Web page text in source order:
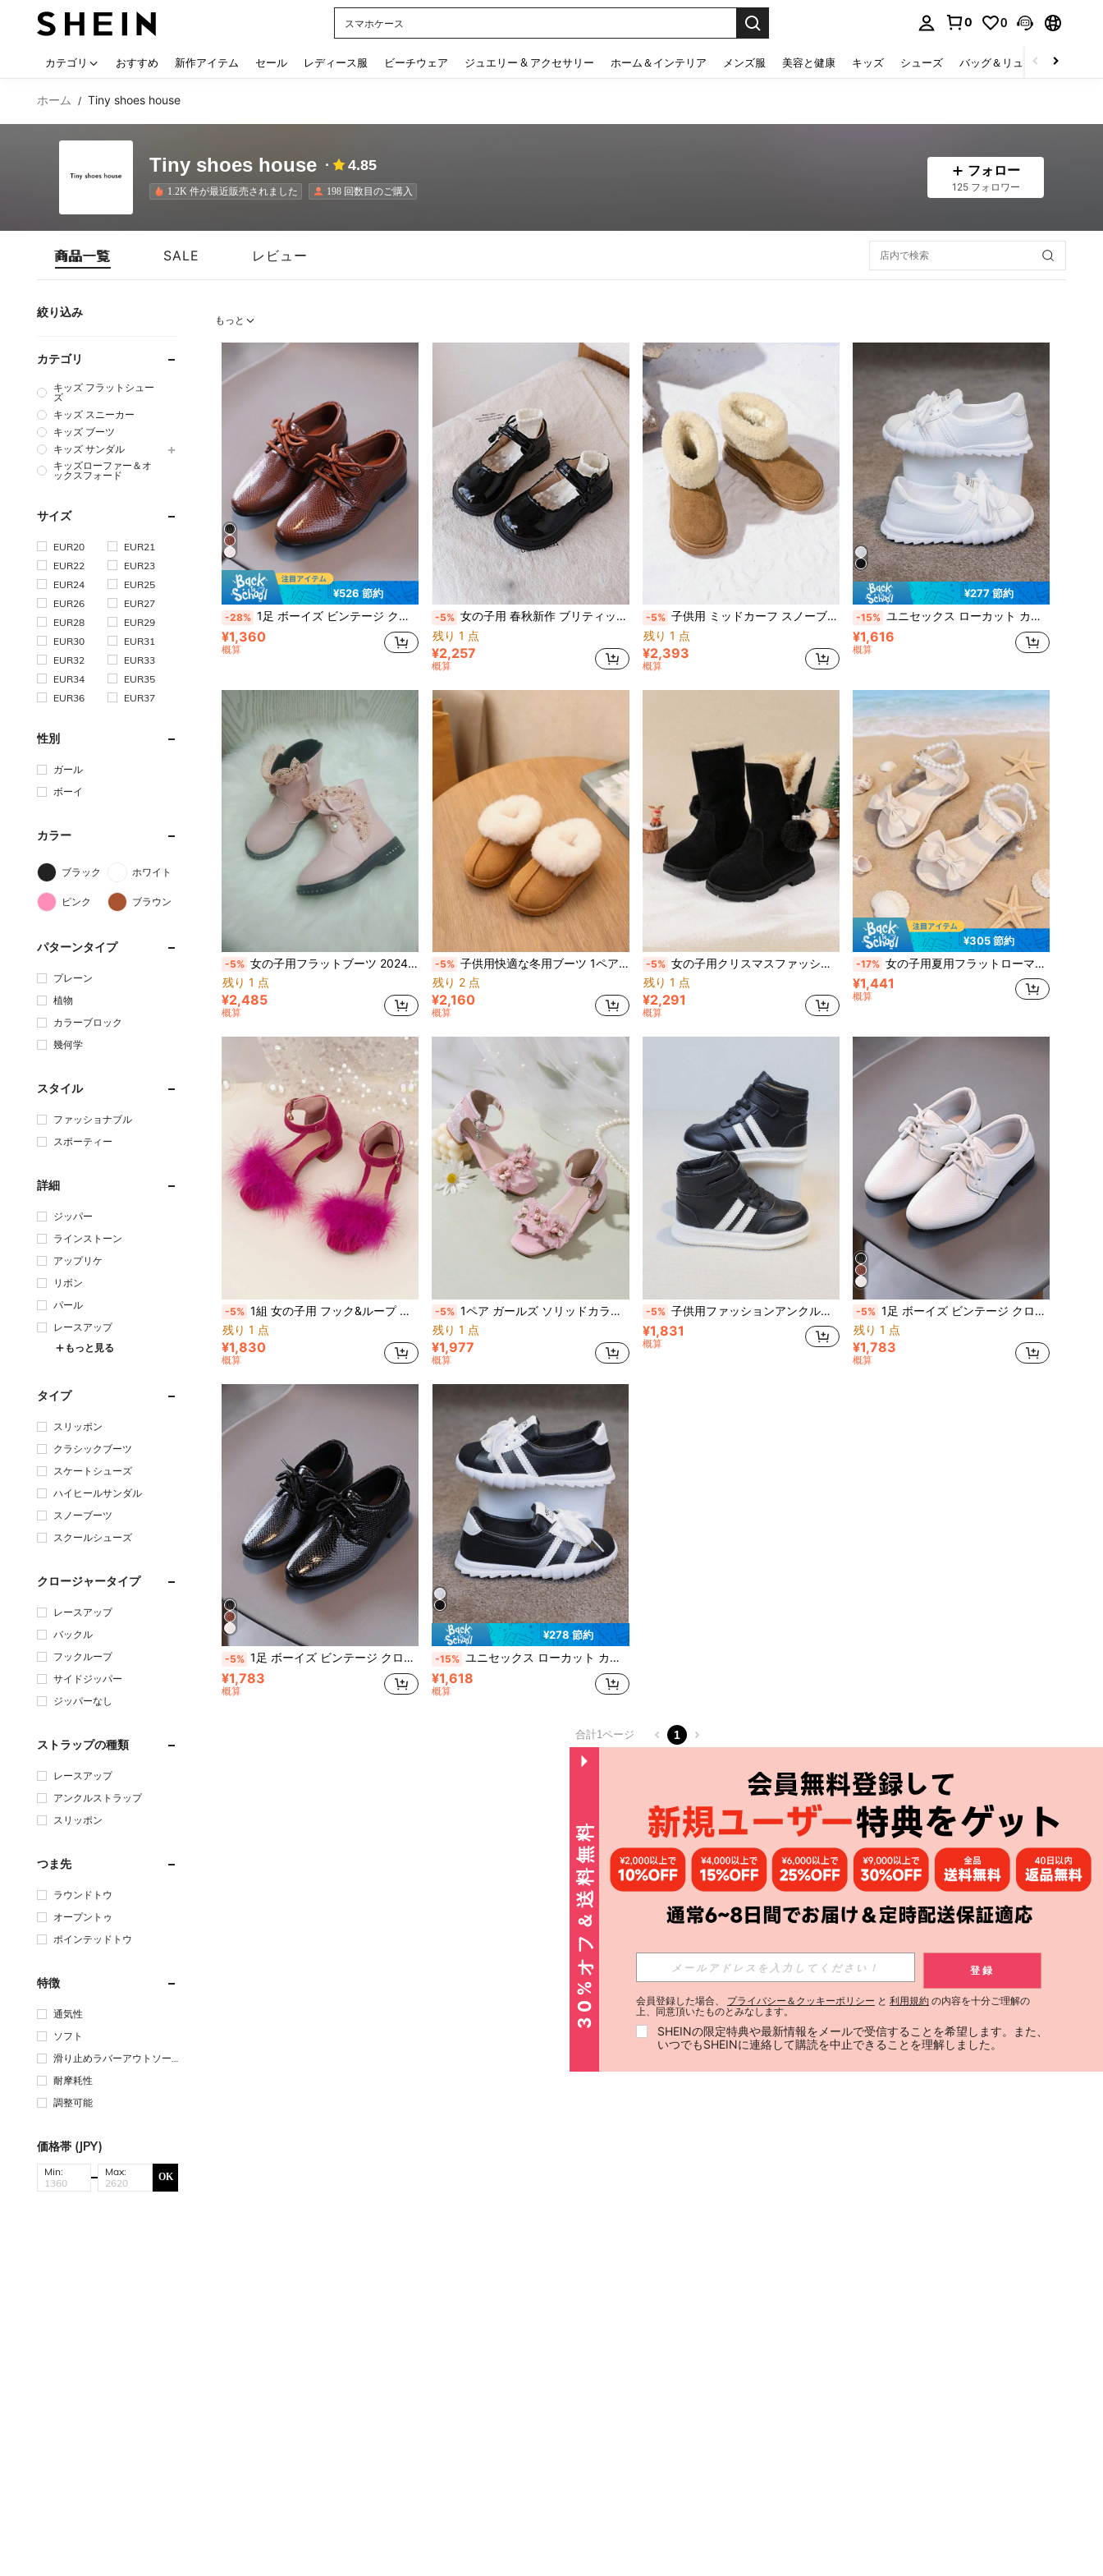
スマホケース
0 0
カテゴリ おすすめ 新作アイテム セール レディース服 ビーチウェア ジュエリー & アクセサリー ホーム＆インテリア メンズ服 美容と健康 キッズ シューズ バッグ＆リュック
ホーム / Tiny shoes house
Tiny shoes house 4.85
1.2K 件が最近販売されました 198 回数目のご購入
フォロー
125 フォロワー
商品一覧 SALE レビュー
絞り込み
カテゴリ
キッズ フラットシュー
ズ
キッズ スニーカー
キッズ ブーツ
キッズ サンダル
キッズローファー＆オ
ックスフォード
サイズ
EUR20
EUR21
EUR22
EUR23
EUR24
EUR25
EUR26
EUR27
EUR28
EUR29
EUR30
EUR31
EUR32
EUR33
EUR34
EUR35
EUR36
EUR37
性別
ガール
ボーイ
カラー
ブラック ホワイト
ピンク ブラウン
パターンタイプ
プレーン
植物
カラーブロック
幾何学
スタイル
ファッショナブル
スポーティー
詳細
ジッパー
ラインストーン
アップリケ
リボン
パール
レースアップ
もっと見る
タイプ
スリッポン
クラシックブーツ
スケートシューズ
ハイヒールサンダル
スノーブーツ
スクールシューズ
クロージャータイプ
レースアップ
バックル
フックループ
サイドジッパー
ジッパーなし
ストラップの種類
レースアップ
アンクルストラップ
スリッポン
つま先
ラウンドトウ
オープントゥ
ポインテッドトウ
特徴
通気性
ソフト
滑り止めラバーアウトソー
耐摩耗性
調整可能
価格帯 (JPY)
Min: Max: OK
もっと
¥526 節約
-28% 1足 ボーイズ ビンテージ クロコダイル型押し尖った先端フラットシューズ、カジュアル、フォーマル、パーティーウェアに適しています、春/秋
¥1,360
概算
-5% 女の子用 春秋新作 ブリティッシュスタイル ソフトボトム ブラックローファー 1ペア、面ファスナー付きリボンデザイン、学校、パーティー、発表会、様々なシーンで活躍するフラットシューズ
残り 1 点
¥2,257
概算
-5% 子供用 ミッドカーフ スノーブーツ ユニセックス 男女兼用 カジュアルスポーツ 快適でファッショナブル
残り 1 点
¥2,393
概算
¥277 節約
-15% ユニセックス ローカット カジュアルシューズ 幾何学模様レースアップデザイン、ラバーソフトソール、ブラック&ホワイト、ビッグキッズ向け、デイリーウェア、ハイキング&パーティー
¥1,616
概算
-5% 女の子用フラットブーツ 2024年秋冬用 新スタイル 女の子用プリンセスレザーブーツ、ショートアンクルブーツ、ピンクスノーブーツ、ブーツ
残り 1 点
¥2,485
概算
-5% 子供用快適な冬用ブーツ 1ペア、ユニセックスファッション フラットスノーブーツ
残り 2 点
¥2,160
概算
-5% 女の子用クリスマスファッションプリンセスプルオン ミッドカーフ フワフワポンポン 防水 スノーブーツ 1ペア
残り 1 点
¥2,291
概算
¥305 節約
-17% 女の子用夏用フラットローマサンダル、無地ソフトソール、マジックテープ付き、年長児向け、デイリー&ビーチバケーションウェア
¥1,441
概算
-5% 1組 女の子用 フック&ループ フェザー装飾 オープントゥ ハイヒール プリンセスバレエダンス サンダル
残り 1 点
¥1,830
概算
-5% 1ペア ガールズ ソリッドカラー ファッションサンダル、ピンクのフラワーデザイン、カジュアル スタイリッシュ 多用途 パーティーシューズ
残り 1 点
¥1,977
概算
-5% 子供用ファッションアンクルブーツ 1ペア、フック&ループデザインのPU製アッパー、日常のレジャーや屋外活動に適した多用途カジュアルシューズ
¥1,831
概算
-5% 1足 ボーイズ ビンテージ クロコダイル型押し尖った先端フラットシューズ、カジュアル、フォーマル、パーティーウェア、春秋シーズンに適しています
残り 1 点
¥1,783
概算
-5% 1足 ボーイズ ビンテージ クロコダイル型押し尖った先端フラットシューズ、カジュアル、フォーマル、パーティー着用、春秋シーズン向け
¥1,783
概算
¥278 節約
-15% ユニセックス ローカット カジュアルシューズ 幾何学レースアップデザイン ラバーソフトソール ブラック&ホワイト ビッグキッズ用 デイリー ハイキング パーティー向け
¥1,618
概算
合計1ページ 1
30%オフ＆送料無料 登録
会員登録した場合、 プライバシー＆クッキーポリシー と 利用規約 の内容を十分ご理解の
上、同意頂いたものとみなします。
SHEINの限定特典や最新情報をメールで受信することを希望します。また、
いつでもSHEINに連絡して購読を中止できることを理解しました。